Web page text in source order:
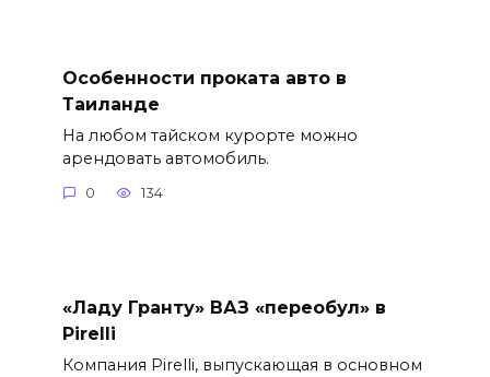
Особенности проката авто в
Таиланде
На любом тайском курорте можно
арендовать автомобиль.
0 134
«Ладу Гранту» ВАЗ «переобул» в
Pirelli
Компания Pirelli, выпускающая в основном